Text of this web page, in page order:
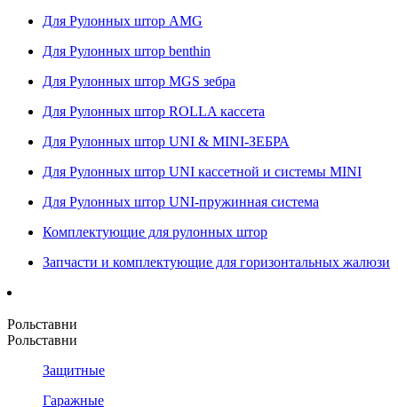
Для Рулонных штор AMG
Для Рулонных штор benthin
Для Рулонных штор MGS зебра
Для Рулонных штор ROLLA кассета
Для Рулонных штор UNI & MINI-ЗЕБРА
Для Рулонных штор UNI кассетной и системы MINI
Для Рулонных штор UNI-пружинная система
Комплектующие для рулонных штор
Запчасти и комплектующие для горизонтальных жалюзи
Рольставни
Рольставни
Защитные
Гаражные